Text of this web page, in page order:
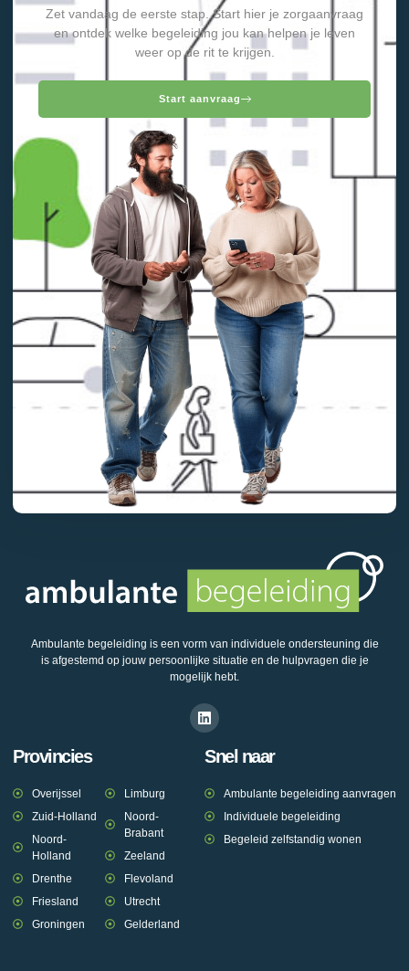
Zet vandaag de eerste stap. Start hier je zorgaanvraag
en ontdek welke begeleiding jou kan helpen je leven
weer op de rit te krijgen.
Start aanvraag
Ambulante begeleiding is een vorm van individuele ondersteuning die
is afgestemd op jouw persoonlijke situatie en de hulpvragen die je
mogelijk hebt.
Provincies
Overijssel
Zuid-Holland
Noord-
Holland
Drenthe
Friesland
Groningen
Limburg
Noord-
Brabant
Zeeland
Flevoland
Utrecht
Gelderland
Snel naar
Ambulante begeleiding aanvragen
Individuele begeleiding
Begeleid zelfstandig wonen